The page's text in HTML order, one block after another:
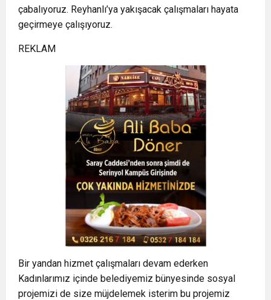
çabalıyoruz. Reyhanlı’ya yakışacak çalışmaları hayata
geçirmeye çalışıyoruz.
REKLAM
Bir yandan hizmet çalışmaları devam ederken
Kadınlarımız içinde belediyemiz bünyesinde sosyal
projemizi de size müjdelemek isterim bu projemiz